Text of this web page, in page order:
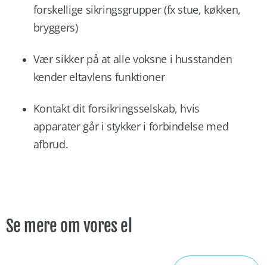
forskellige sikringsgrupper (fx stue, køkken,
bryggers)
Vær sikker på at alle voksne i husstanden
kender eltavlens funktioner
Kontakt dit forsikringsselskab, hvis
apparater går i stykker i forbindelse med
afbrud.
Se mere om vores el